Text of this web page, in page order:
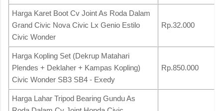
Harga Karet Boot Cv Joint As Roda Dalam
Grand Civic Nova Civic Lx Genio Estilo
Civic Wonder
Rp.32.000
Harga Kopling Set (Dekrup Matahari
Plendes + Deklaher + Kampas Kopling)
Civic Wonder SB3 SB4 - Exedy
Rp.850.000
Harga Lahar Tripod Bearing Gundu As